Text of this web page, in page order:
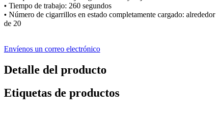
• Tiempo de trabajo: 260 segundos
• Número de cigarrillos en estado completamente cargado: alrededor
de 20
Envíenos un correo electrónico
Detalle del producto
Etiquetas de productos